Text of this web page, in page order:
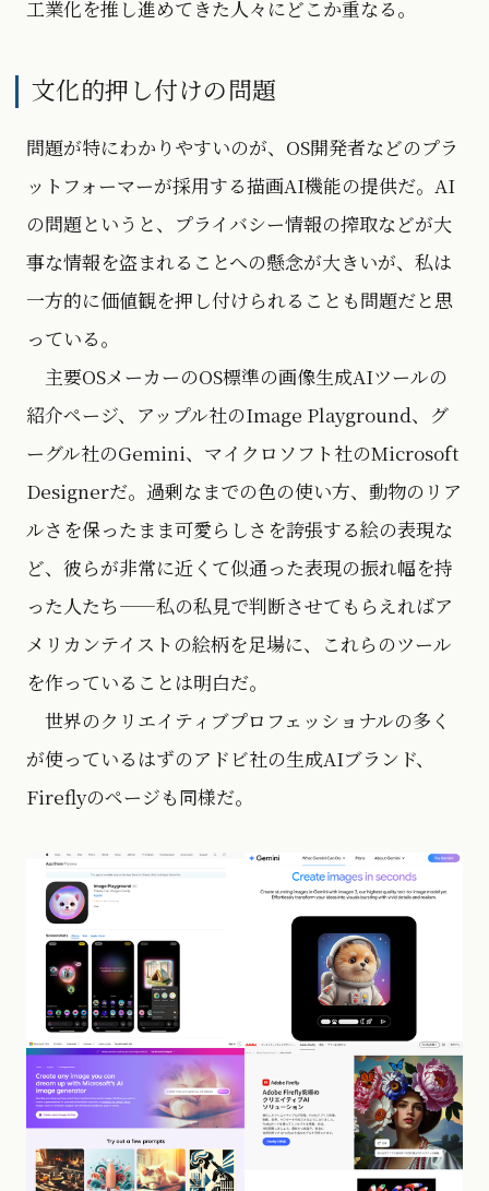
工業化を推し進めてきた人々にどこか重なる。
文化的押し付けの問題
問題が特にわかりやすいのが、OS開発者などのプラ
ットフォーマーが採用する描画AI機能の提供だ。AI
の問題というと、プライバシー情報の搾取などが大
事な情報を盗まれることへの懸念が大きいが、私は
一方的に価値観を押し付けられることも問題だと思
っている。
主要OSメーカーのOS標準の画像生成AIツールの
紹介ページ、アップル社のImage Playground、グ
ーグル社のGemini、マイクロソフト社のMicrosoft
Designerだ。過剰なまでの色の使い方、動物のリア
ルさを保ったまま可愛らしさを誇張する絵の表現な
ど、彼らが非常に近くて似通った表現の振れ幅を持
った人たち——私の私見で判断させてもらえればア
メリカンテイストの絵柄を足場に、これらのツール
を作っていることは明白だ。
世界のクリエイティブプロフェッショナルの多く
が使っているはずのアドビ社の生成AIブランド、
Fireflyのページも同様だ。